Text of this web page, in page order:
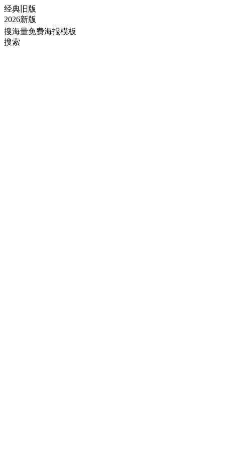
经典旧版
2026新版
搜海量免费海报模板
搜索